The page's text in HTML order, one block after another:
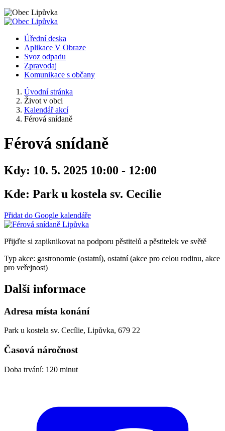
Úřední deska
Aplikace V Obraze
Svoz odpadu
Zpravodaj
Komunikace s občany
Úvodní stránka
Život v obci
Kalendář akcí
Férová snídaně
Férová snídaně
Kdy: 10. 5. 2025 10:00 - 12:00
Kde: Park u kostela sv. Cecílie
Přidat do Google kalendáře
Přijďte si zapiknikovat na podporu pěstitelů a pěstitelek ve světě
Typ akce: gastronomie (ostatní), ostatní (akce pro celou rodinu, akce
pro veřejnost)
Další informace
Adresa místa konání
Park u kostela sv. Cecílie, Lipůvka, 679 22
Časová náročnost
Doba trvání: 120 minut